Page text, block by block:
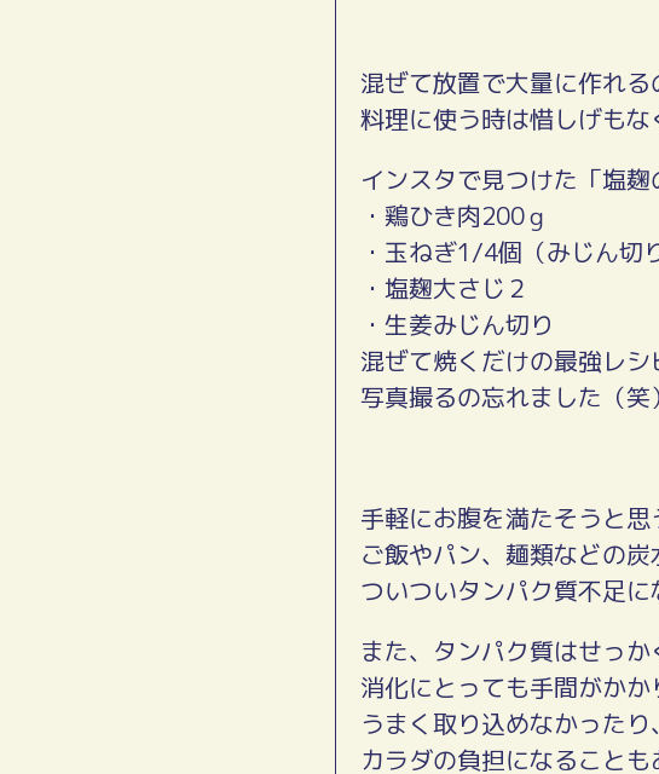
混ぜて放置で大量に作れる
料理に使う時は惜しげもな
インスタで見つけた「塩麹
・鶏ひき肉200ｇ
・玉ねぎ1/4個（みじん切
・塩麹大さじ２
・生姜みじん切り
混ぜて焼くだけの最強レ
写真撮るの忘れました（笑）
手軽にお腹を満たそうと思
ご飯やパン、麺類などの
ついついタンパク質不足に
また、タンパク質はせっか
消化にとっても手間がかか
うまく取り込めなかった
カラダの負担になることも